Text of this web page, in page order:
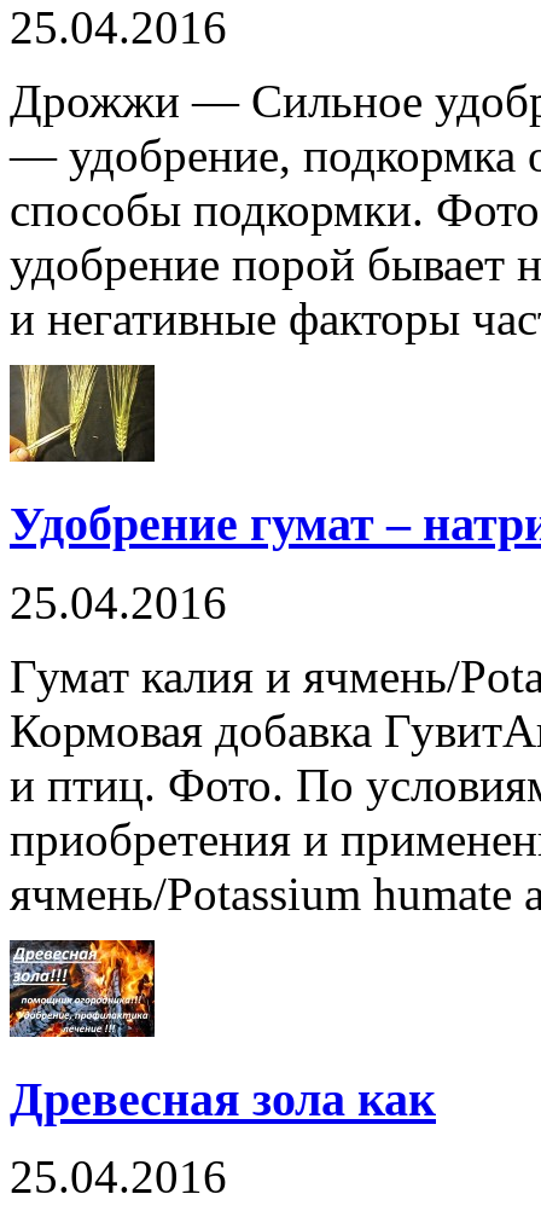
25.04.2016
Дрожжи — Сильное
— удобрение, подкормка
способы подкормки.
удобрение порой бывает
и негативные факторы
Удобрение гумат –
25.04.2016
Гумат калия и ячмень/
Кормовая добавка
и птиц. Фото. По
приобретения и
ячмень/Potassium humate
Древесная зола как
25.04.2016